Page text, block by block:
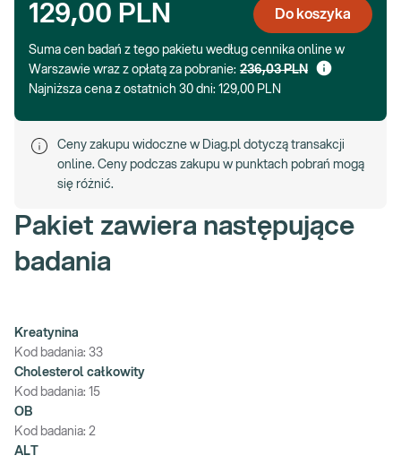
129,00 PLN Do koszyka
Suma cen badań z tego pakietu według cennika online w
Warszawie wraz z opłatą za pobranie: 236,03 PLN
Najniższa cena z ostatnich 30 dni: 129,00 PLN
Ceny zakupu widoczne w Diag.pl dotyczą transakcji
online. Ceny podczas zakupu w punktach pobrań mogą
się różnić.
Pakiet zawiera następujące
badania
Kreatynina
Kod badania: 33
Cholesterol całkowity
Kod badania: 15
OB
Kod badania: 2
ALT